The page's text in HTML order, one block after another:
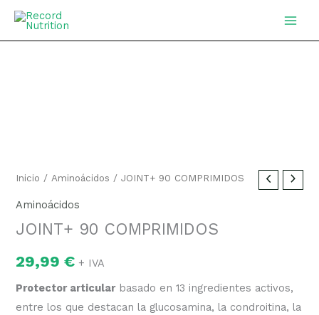
MAIN
Inicio /Aminoácidos / JOINT+ 90 COMPRIMIDOS
Aminoácidos
JOINT+ 90 COMPRIMIDOS
29,99€ + IVA
Protector articularbasado en 13 ingredientes activos,
entre los que destacan la glucosamina, la condroitina, la